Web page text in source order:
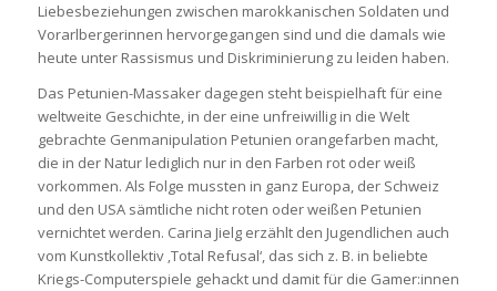
Liebesbeziehungen zwischen marokkanischen Soldaten und
Vorarlbergerinnen hervorgegangen sind und die damals wie
heute unter Rassismus und Diskriminierung zu leiden haben.
Das Petunien-Massaker dagegen steht beispielhaft für eine
weltweite Geschichte, in der eine unfreiwillig in die Welt
gebrachte Genmanipulation Petunien orangefarben macht,
die in der Natur lediglich nur in den Farben rot oder weiß
vorkommen. Als Folge mussten in ganz Europa, der Schweiz
und den USA sämtliche nicht roten oder weißen Petunien
vernichtet werden. Carina Jielg erzählt den Jugendlichen auch
vom Kunstkollektiv ‚Total Refusal‘, das sich z. B. in beliebte
Kriegs-Computerspiele gehackt und damit für die Gamer:innen